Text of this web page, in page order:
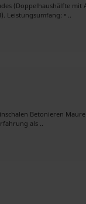
(Doppelhaushälfte mit
Leistungsumfang: • ..
Betonieren
als ..